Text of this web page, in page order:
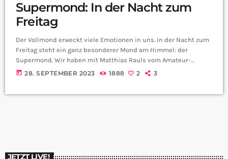
Supermond: In der Nacht zum
Freitag
Der Vollmond erweckt viele Emotionen in uns. In der Nacht zum
Freitag steht ein ganz besonderer Mond am Himmel: der
Supermond. Wir haben mit Matthias Rauls vom Amateur-
Astronomie-Verein der Sternenwarte Peterberg gesprochen. Herr
today 28. SEPTEMBER 2023 1888 2 3
JETZT LIVE!